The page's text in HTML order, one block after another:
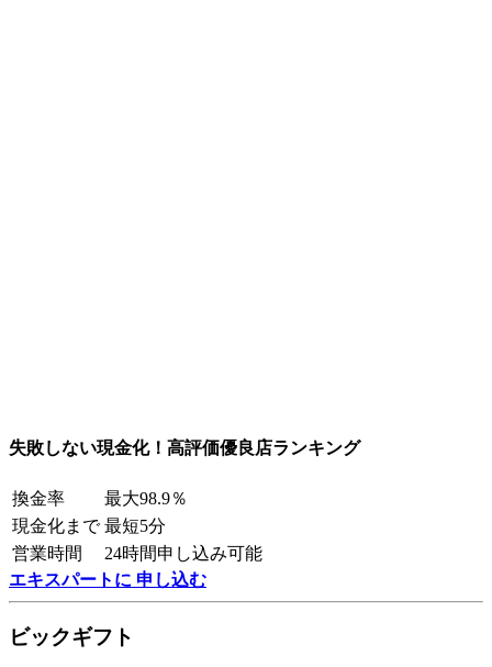
失敗しない現金化！高評価優良店ランキング
換金率
最大98.9％
現金化まで 最短5分
営業時間
24時間申し込み可能
エキスパートに 申し込む
ビックギフト